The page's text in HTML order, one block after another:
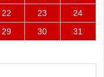
22 23
24
29 30 31